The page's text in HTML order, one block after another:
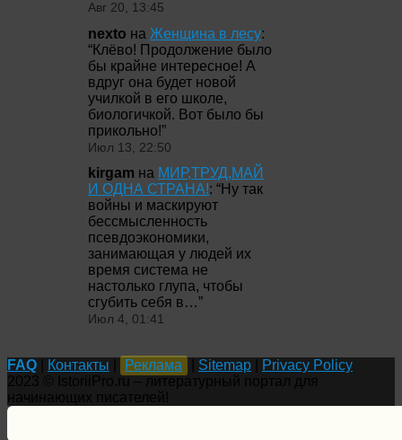
Авг 20, 13:45
nexto на Женщина в лесу:
“Клёво! Продолжение было
бы крайне интересное! А
вдруг она будет новой
училкой в его школе,
биологичкой. Вот было бы
прикольно!”
Июл 13, 22:50
kirgam на МИР,ТРУД,МАЙ
И ОДНА СТРАНА!: “Ну так
войны и маскируют
бессмысленность
псевдоэкономики,
занимающая у людей их
время система не
настолько глупа, чтобы
сгубить себя в…”
Июл 4, 01:41
FAQ Контакты Реклама Sitemap
Privacy Policy